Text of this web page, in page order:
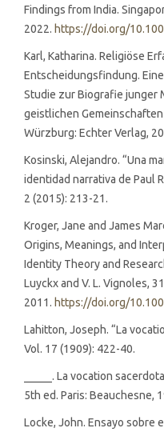
Findings from India.
2022. https://doi.org/
Karl, Katharina. Religiöse
Entscheidungsfindung.
Studie zur Biografie junger
geistlichen
Würzburg: Echter Verlag,
Kosinski, Alejandro. “Una
identidad narrativa de Paul
2 (2015): 213-21.
Kroger, Jane and James
Origins, Meanings, and
Identity Theory and
Luyckx and V. L. Vignoles,
2011. https://doi.org/
Lahitton, Joseph. “La
Vol. 17 (1909): 422-40.
_____. La vocation
5th ed. Paris: Beauchesne,
Locke, John. Ensayo sobre